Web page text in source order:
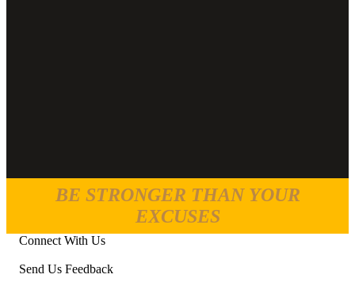
BE STRONGER THAN YOUR
EXCUSES
Connect With Us
Send Us Feedback